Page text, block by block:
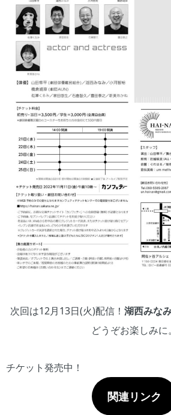
次回は12月13日(火)配信！ 湖西みな
どうぞお楽しみに。
チケット発売中！
関連リンク